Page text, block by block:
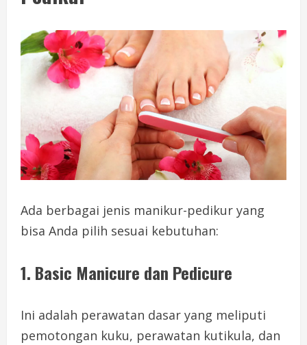
Ada berbagai jenis manikur-pedikur yang
bisa Anda pilih sesuai kebutuhan:
1. Basic Manicure dan Pedicure
Ini adalah perawatan dasar yang meliputi
pemotongan kuku, perawatan kutikula, dan